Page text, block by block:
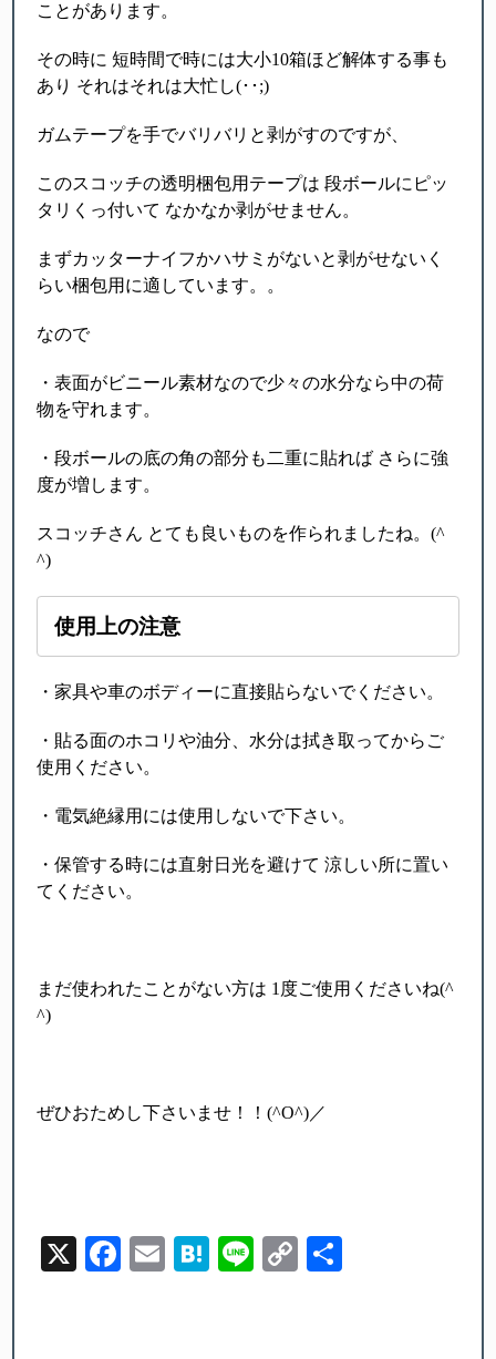
ことがあります。
その時に 短時間で時には大小10箱ほど解体する事も
あり それはそれは大忙し(･･;)
ガムテープを手でバリバリと剥がすのですが、
このスコッチの透明梱包用テープは 段ボールにピッ
タリくっ付いて なかなか剥がせません。
まずカッターナイフかハサミがないと剥がせないく
らい梱包用に適しています。。
なので
・表面がビニール素材なので少々の水分なら中の荷
物を守れます。
・段ボールの底の角の部分も二重に貼れば さらに強
度が増します。
スコッチさん とても良いものを作られましたね。(^
^)
使用上の注意
・家具や車のボディーに直接貼らないでください。
・貼る面のホコリや油分、水分は拭き取ってからご
使用ください。
・電気絶縁用には使用しないで下さい。
・保管する時には直射日光を避けて 涼しい所に置い
てください。
まだ使われたことがない方は 1度ご使用くださいね(^
^)
ぜひおためし下さいませ！！(^O^)／
X Facebook
EmailHatenaLineCopy